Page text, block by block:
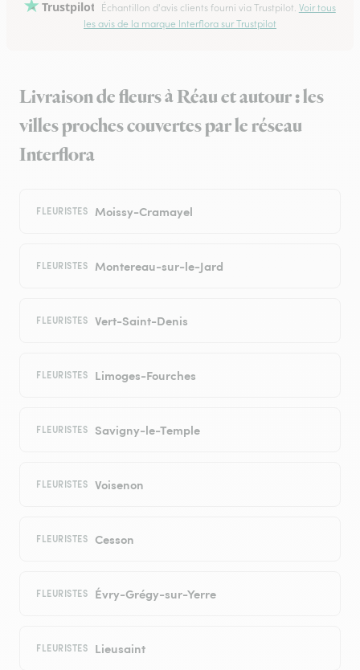
Trustpilot Échantillon d'avis clients fourni via Trustpilot. Voir tous
les avis de la marque Interflora sur Trustpilot
Livraison de fleurs à Réau et autour : les
villes proches couvertes par le réseau
Interflora
FLEURISTES Moissy-Cramayel
FLEURISTES Montereau-sur-le-Jard
FLEURISTES Vert-Saint-Denis
FLEURISTES Limoges-Fourches
FLEURISTES Savigny-le-Temple
FLEURISTES Voisenon
FLEURISTES Cesson
FLEURISTES Évry-Grégy-sur-Yerre
FLEURISTES Lieusaint